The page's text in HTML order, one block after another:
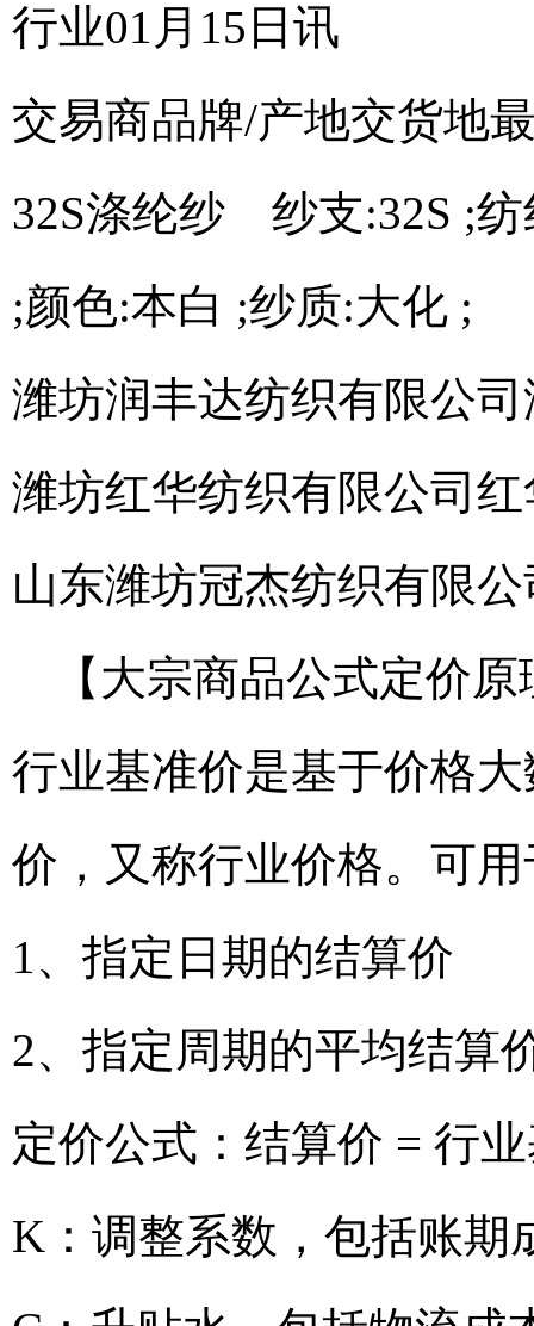
行业01月15日讯
交易商品牌/产地交货地
32S涤纶纱 纱支:32S ;
;颜色:本白 ;纱质:大化 ;
潍坊润丰达纺织有限公司
潍坊红华纺织有限公司 红
山东潍坊冠杰纺织有限公
【大宗商品公式定价
行业基准价是基于价格
价，又称行业价格。可
1、指定日期的结算价
2、指定周期的平均结算
定价公式：结算价 = 行
K：调整系数，包括账期